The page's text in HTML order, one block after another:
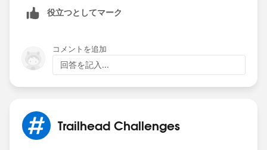
Thank you!++TrailheadHelpFollowUp
役立つとしてマーク
コメントを追加
回答を記入...
Trailhead Challenges